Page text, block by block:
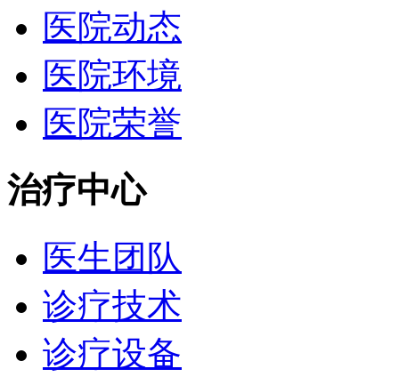
医院动态
医院环境
医院荣誉
治疗中心
医生团队
诊疗技术
诊疗设备